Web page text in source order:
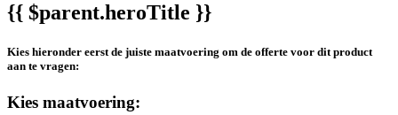
{{ $parent.heroTitle }}
Kies hieronder eerst de juiste maatvoering om de offerte voor dit product
aan te vragen:
Kies maatvoering: